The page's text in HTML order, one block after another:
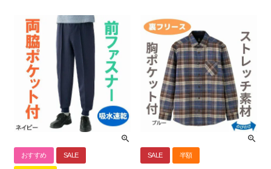
おすすめ SALE SALE 半額